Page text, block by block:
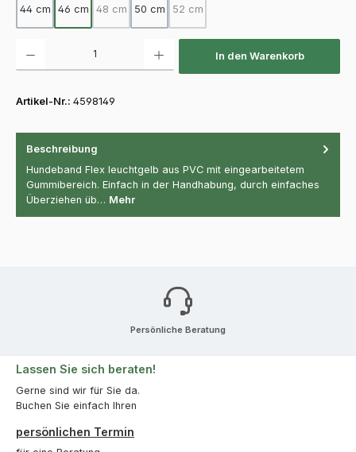
44 cm 46 cm 48 cm
(Diese Option ist zurzeit nicht verfügbar.)
50 cm 52 cm
(Diese Option ist zurzeit nicht
In den Warenkorb
Artikel-Nr.: 4598149
Beschreibung
Hundeband Flex leuchtgelb aus PVC mit eingearbeitetem
Gummibereich. Einfach in der Handhabung, durch einfaches
Überziehen üb… Mehr
Persönliche Beratung
Lassen Sie sich beraten!
Gerne sind wir für Sie da.
Buchen Sie einfach Ihren
persönlichen Termin